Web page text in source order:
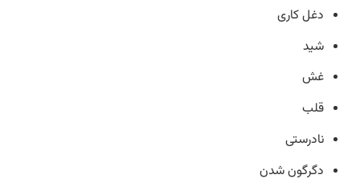
دغل کاری
شید
غش
قلب
نادرستی
دگرگون شدن